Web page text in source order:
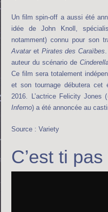
Un film spin-off a aussi été
idée de John Knoll,
notamment) connu pour son
Avataret Pirates des Caraïbes
auteur du scénario de
Ce film sera totalement
et son tournage débutera cet
2016. L’actrice Felicity Jones (
Inferno) a été annoncée au
Source : Variety
C’est ti